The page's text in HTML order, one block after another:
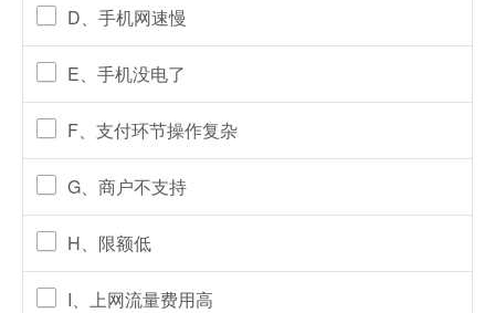
D、手机网速慢
E、手机没电了
F、支付环节操作复杂
G、商户不支持
H、限额低
I、上网流量费用高